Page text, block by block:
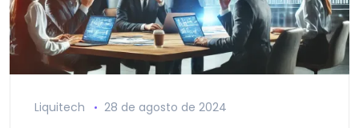
Liquitech 28 de agosto de 2024